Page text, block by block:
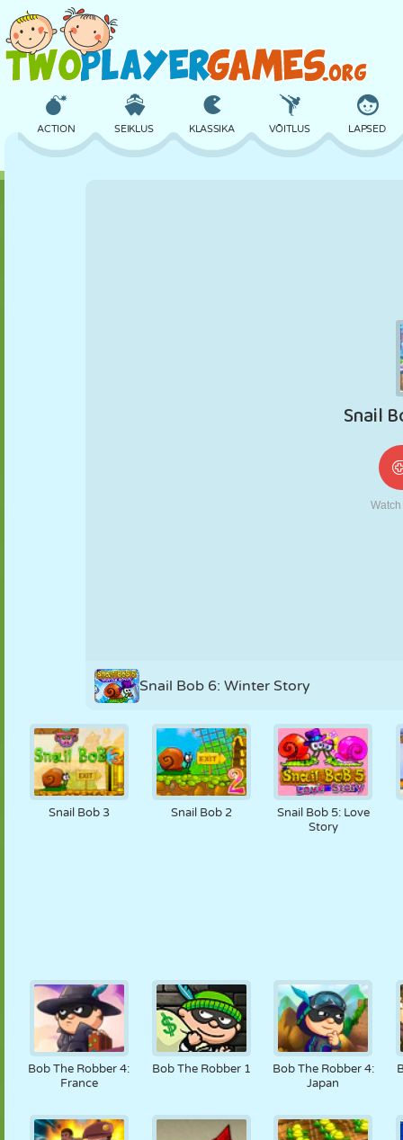
ACTION SEIKLUS KLASSIKA VÕITLUS LAPSED
ROBOT
TRULL
Snail Bob 6: Winter Story
Snail Bob 3 Snail Bob 2
Snail Bob 5: Love
Story
Bob The Robber 4:
France
Bob The Robber 1
Bob The Robber 4:
Japan